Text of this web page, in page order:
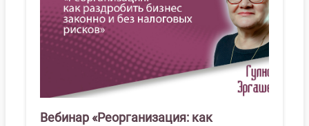
Вебинар «Реорганизация: как